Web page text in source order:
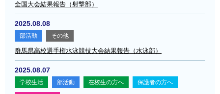
全国大会結果報告（射撃部）
2025.08.08
部活動 その他
群馬県高校選手権水泳競技大会結果報告（水泳部）
2025.08.07
学校生活 部活動 在校生の方へ 保護者の方へ